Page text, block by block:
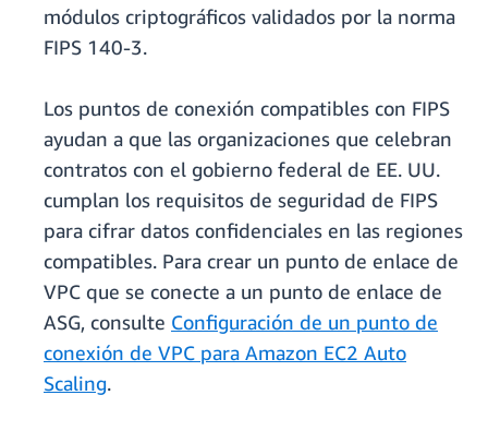
módulos criptográficos validados por la norma
FIPS 140-3.
Los puntos de conexión compatibles con FIPS
ayudan a que las organizaciones que celebran
contratos con el gobierno federal de EE. UU.
cumplan los requisitos de seguridad de FIPS
para cifrar datos confidenciales en las regiones
compatibles. Para crear un punto de enlace de
VPC que se conecte a un punto de enlace de
ASG, consulte Configuración de un punto de
conexión de VPC para Amazon EC2 Auto
Scaling.